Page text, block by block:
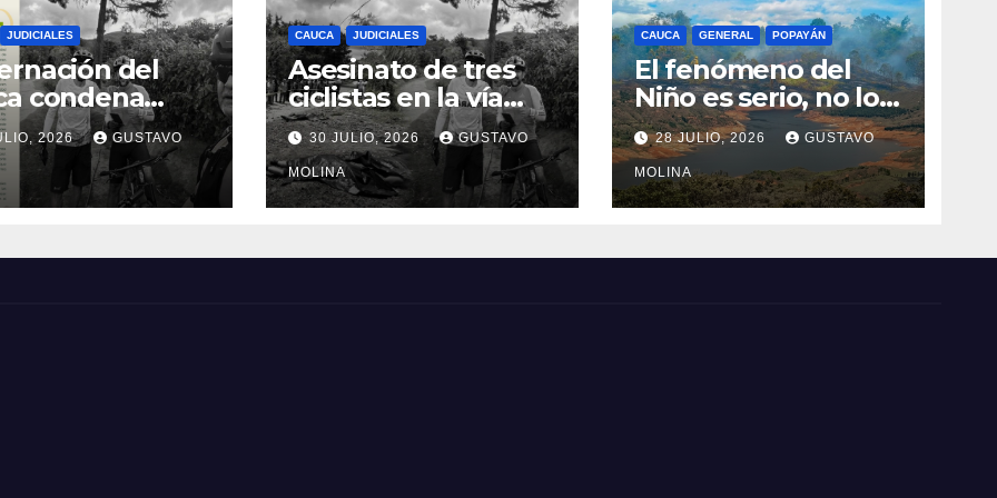
JUDICIALES
del
condena
de tres
y exige
urgentes
2026 GUSTAVO
CAUCA JUDICIALES
Asesinato de tres
ciclistas en la vía
Totoró – Silvia,
genera
consternación en el
Cauca
30 JULIO, 2026 GUSTAVO
MOLINA
CAUCA GENERAL POPAYÁN
El fenómeno del
Niño es serio, no lo
tome a juego
28 JULIO, 2026 GUSTAVO
MOLINA